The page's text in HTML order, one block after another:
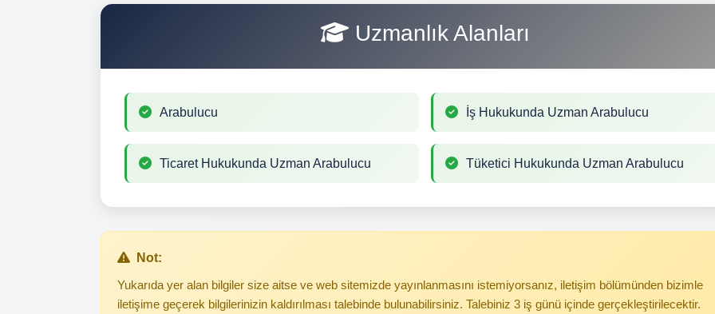
Uzmanlık Alanları
Arabulucu İş Hukukunda Uzman Arabulucu
Ticaret Hukukunda Uzman Arabulucu Tüketici Hukukunda Uzman Arabulucu
Not:
Yukarıda yer alan bilgiler size aitse ve web sitemizde yayınlanmasını istemiyorsanız, iletişim bölümünden bizimle
iletişime geçerek bilgilerinizin kaldırılması talebinde bulunabilirsiniz. Talebiniz 3 iş günü içinde gerçekleştirilecektir.